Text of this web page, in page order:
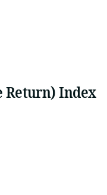
Return) Index